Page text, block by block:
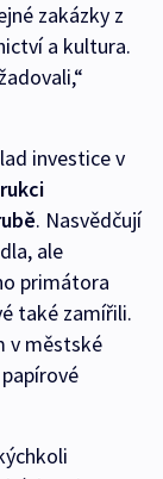
zakázky z
a kultura.
investice v
. Nasvědčují
ale
primátora
také zamířili.
v městské